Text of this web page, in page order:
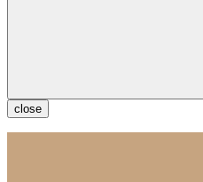
close